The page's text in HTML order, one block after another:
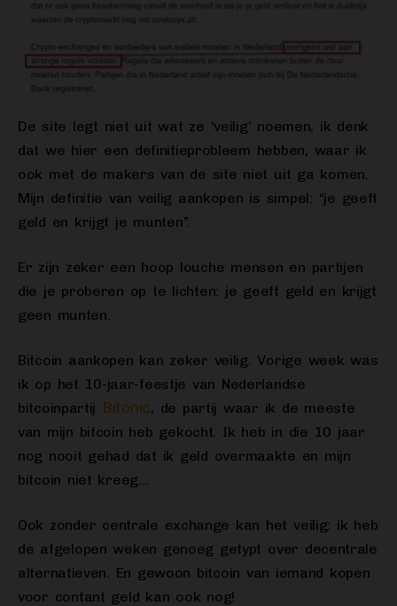
De site legt niet uit wat ze ‘veilig’ noemen, ik denk
dat we hier een definitieprobleem hebben, waar ik
ook met de makers van de site niet uit ga komen.
Mijn definitie van veilig aankopen is simpel: “je geeft
geld en krijgt je munten”.
Er zijn zeker een hoop louche mensen en partijen
die je proberen op te lichten: je geeft geld en krijgt
geen munten.
Bitcoin aankopen kan zeker veilig. Vorige week was
ik op het 10-jaar-feestje van Nederlandse
bitcoinpartij Bitonic, de partij waar ik de meeste
van mijn bitcoin heb gekocht. Ik heb in die 10 jaar
nog nooit gehad dat ik geld overmaakte en mijn
bitcoin niet kreeg…
Ook zonder centrale exchange kan het veilig: ik heb
de afgelopen weken genoeg getypt over decentrale
alternatieven. En gewoon bitcoin van iemand kopen
voor contant geld kan ook nog!